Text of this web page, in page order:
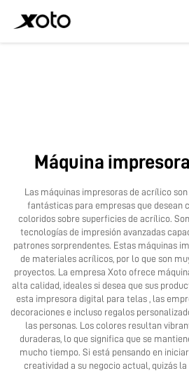
Servicio
Aplicación
Contáctanos
Máquina
Las máquinas impresoras de acrílico
fantásticas para empresas que desean
coloridos sobre superficies de acrílico.
tecnologías de impresión avanzadas
patrones sorprendentes. Estas máquinas
de materiales acrílicos, por lo que son
proyectos. La empresa Xoto ofrece
alta calidad, ideales si desea que sus
esta impresora digital para telas , las
decoraciones e incluso regalos
las personas. Los colores resultan
duraderas, lo que significa que se
mucho tiempo. Si está pensando en
creatividad a su negocio actual, quizás